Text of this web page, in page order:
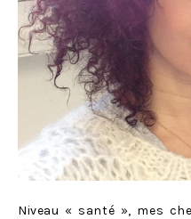
Niveau « santé », mes